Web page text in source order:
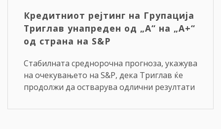
Кредитниот рејтинг на Групација
Триглав унапреден од „A“ на „A+“
од страна на S&P
Стабилната среднорочна прогноза, укажува
на очекувањето на S&P, дека Триглав ќе
продолжи да остварува одлични резултати